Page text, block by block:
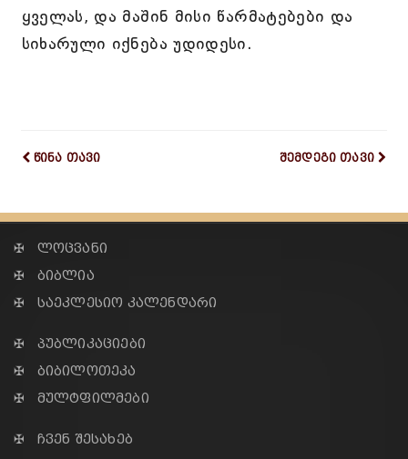
ყველას, და მაშინ მისი წარმატებები და
სიხარული იქნება უდიდესი.
წინა თავი შემდეგი თავი
✠ ლოცვანი
✠ ბიბლია
✠ საეკლესიო კალენდარი
✠ პუბლიკაციები
✠ ბიბილოთეკა
✠ მულტფილმები
✠ ჩვენ შესახებ